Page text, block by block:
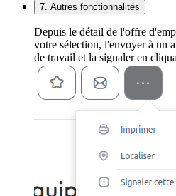
7. Autres fonctionnalités
Depuis le détail de l'offre
votre sélection, l'envoyer à un
de travail et la signaler en